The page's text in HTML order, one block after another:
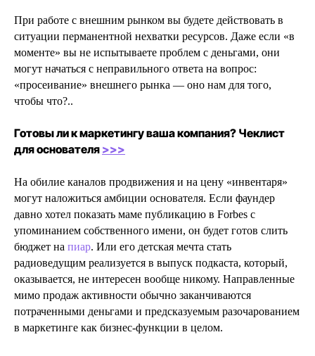
При работе с внешним рынком вы будете действовать в
ситуации перманентной нехватки ресурсов. Даже если «в
моменте» вы не испытываете проблем с деньгами, они
могут начаться с неправильного ответа на вопрос:
«просеивание» внешнего рынка — оно нам для того,
чтобы что?..
Готовы ли к маркетингу ваша компания? Чеклист
для основателя >>>
На обилие каналов продвижения и на цену «инвентаря»
могут наложиться амбиции основателя. Если фаундер
давно хотел показать маме публикацию в Forbes с
упоминанием собственного имени, он будет готов слить
бюджет на пиар. Или его детская мечта стать
радиоведущим реализуется в выпуск подкаста, который,
оказывается, не интересен вообще никому. Направленные
мимо продаж активности обычно заканчиваются
потраченными деньгами и предсказуемым разочарованием
в маркетинге как бизнес-функции в целом.